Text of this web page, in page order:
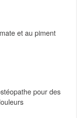
et au piment
pour des